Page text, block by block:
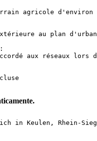
agricole d'environ
au plan
:
aux réseaux lors
in Keulen, Rhein-